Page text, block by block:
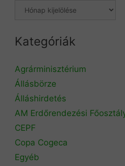
Kategóriák
Agrárminisztérium
Állásbörze
Álláshirdetés
AM Erdőrendezési
CEPF
Copa Cogeca
Egyéb